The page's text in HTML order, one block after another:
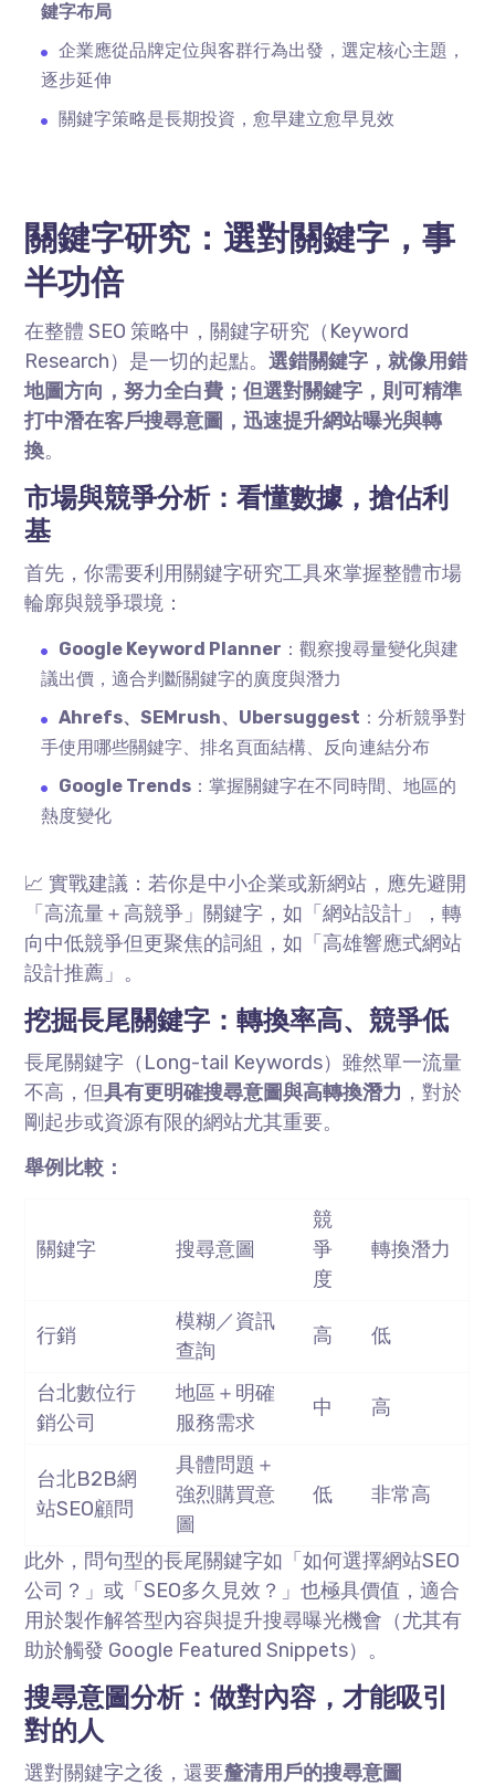
鍵字布局
企業應從品牌定位與客群行為出發，選定核心主題，
逐步延伸
關鍵字策略是長期投資，愈早建立愈早見效
關鍵字研究：選對關鍵字，事
半功倍
在整體 SEO 策略中，關鍵字研究（ Keyword
Research）是一切的起點。選錯關鍵字，就像用錯
地圖方向，努力全白費；但選對關鍵字，則可精準
打中潛在客戶搜尋意圖，迅速提升網站曝光與轉
換。
市場與競爭分析：看懂數據，搶佔利
基
首先，你需要利用關鍵字研究工具來掌握整體市場
輪廓與競爭環境：
Google Keyword Planner ：觀察搜尋量變化與建
議出價，適合判斷關鍵字的廣度與潛力
Ahrefs、SEMrush、 Ubersuggest ：分析競爭對
手使用哪些關鍵字、排名頁面結構、反向連結分布
Google Trends ：掌握關鍵字在不同時間、地區的
熱度變化
📈 實戰建議：若你是中小企業或新網站，應先避開
「高流量＋高競爭」關鍵字，如「網站設計」，轉
向中低競爭但更聚焦的詞組，如「高雄響應式網站
設計推薦」。
挖掘長尾關鍵字：轉換率高、競爭低
長尾關鍵字（ Long-tail Keywords）雖然單一流量
不高，但具有更明確搜尋意圖與高轉換潛力 ，對於
剛起步或資源有限的網站尤其重要。
舉例比較：
關鍵字 搜尋意圖
競
爭
度
轉換潛力
行銷
模糊／資訊
查詢
高 低
台北數位行
銷公司
地區＋明確
服務需求
中 高
台北B2B網
站SEO顧問
具體問題＋
強烈購買意
圖
低 非常高
此外，問句型的長尾關鍵字如「如何選擇網站SEO
公司？」或「SEO多久見效？」也極具價值，適合
用於製作解答型內容與提升搜尋曝光機會（尤其有
助於觸發 Google Featured Snippets）。
搜尋意圖分析：做對內容，才能吸引
對的人
選對關鍵字之後，還要釐清用戶的搜尋意圖